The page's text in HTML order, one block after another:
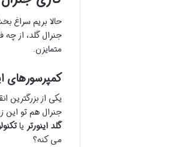
حالا بریم سراغ
جنرال گلد، از چه
متمایزن.
کمپرسورهای
یکی از بزرگترین
جنرال هم تو این
گلد اینورتر یا
می کنه؟